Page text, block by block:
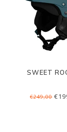
SWEET
€249,00